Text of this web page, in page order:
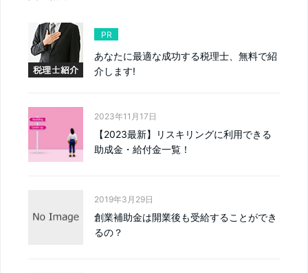
PR
あなたに最適な成功する税理士、無料で紹
介します!
2023年11月17日
【2023最新】リスキリングに利用できる
助成金・給付金一覧！
2019年3月29日
創業補助金は開業後も受給することができ
るの？